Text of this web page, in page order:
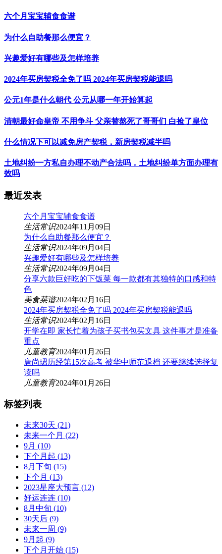
六个月宝宝辅食食谱
为什么自助餐那么便宜？
兴趣爱好有哪些及怎样培养
2024年买房契税全免了吗 2024年买房契税能退吗
公元1年是什么朝代 公元从哪一年开始算起
清朝最好命皇帝 不用争斗 父亲替熬死了哥哥们 白捡了皇位
什么情况下可以减免房产契税，新房契税减半吗
土地纠纷一方私自办理不动产合法吗，土地纠纷单方面办理有
效吗
最近发表
六个月宝宝辅食食谱
生活常识2024年11月09日
为什么自助餐那么便宜？
生活常识2024年09月04日
兴趣爱好有哪些及怎样培养
生活常识2024年09月04日
分享六款巨好吃的下饭菜 每一款都有其独特的口感和特
色
美食菜谱2024年02月16日
2024年买房契税全免了吗 2024年买房契税能退吗
生活常识2024年02月16日
开学在即 家长忙着为孩子买书包买文具 这件事才是准备
重点
儿童教育2024年01月26日
唐尚珺历经第15次高考 被华中师范退档 还要继续选择复
读吗
儿童教育2024年01月26日
标签列表
未来30天 (21)
未来一个月 (22)
9月 (10)
下个月起 (13)
8月下旬 (15)
下个月 (13)
2023星座大预言 (12)
好运连连 (10)
8月中旬 (10)
30天后 (9)
未来一周 (9)
9月起 (9)
下个月开始 (15)